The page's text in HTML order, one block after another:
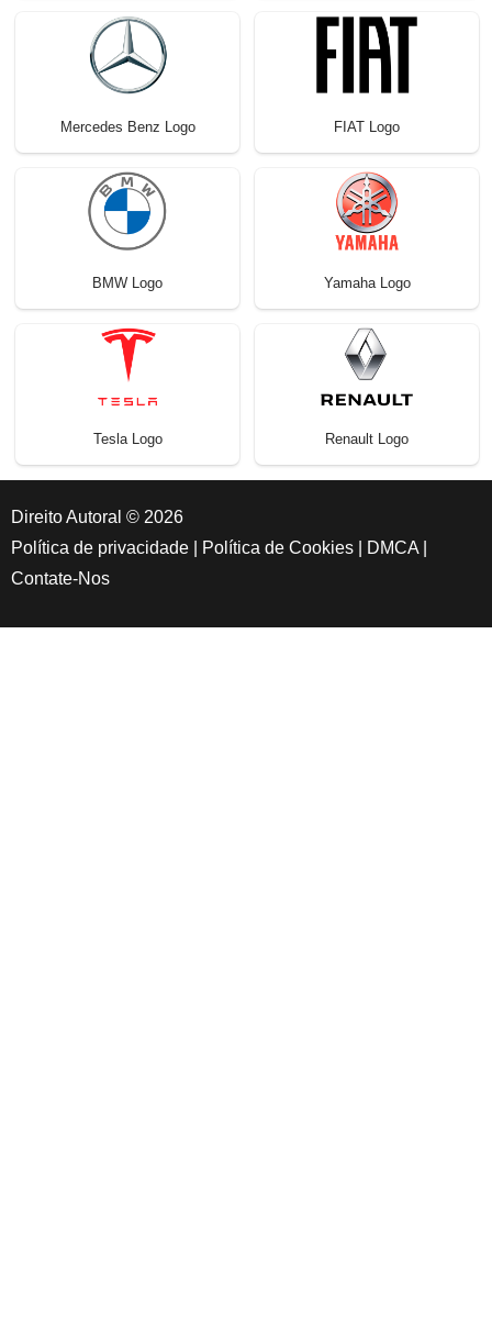
Mercedes Benz Logo FIAT Logo
BMW Logo Yamaha Logo
Tesla Logo Renault Logo
Direito Autoral © 2026
Política de privacidade
Política de Cookies DMCA
Contate-Nos